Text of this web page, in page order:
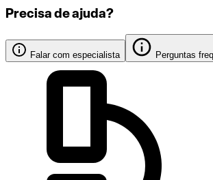
Precisa de ajuda?
Falar com especialista Perguntas